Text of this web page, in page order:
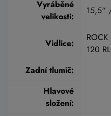
Vyráběné
velikosti:
15,5“
Vidlice:
120
Zadní tlumič:
Hlavové
složení: